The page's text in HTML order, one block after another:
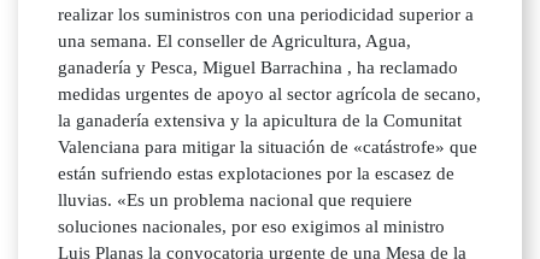
realizar los suministros con una periodicidad superior a
una semana. El conseller de Agricultura, Agua,
ganadería y Pesca, Miguel Barrachina , ha reclamado
medidas urgentes de apoyo al sector agrícola de secano,
la ganadería extensiva y la apicultura de la Comunitat
Valenciana para mitigar la situación de «catástrofe» que
están sufriendo estas explotaciones por la escasez de
lluvias. «Es un problema nacional que requiere
soluciones nacionales, por eso exigimos al ministro
Luis Planas la convocatoria urgente de una Mesa de la